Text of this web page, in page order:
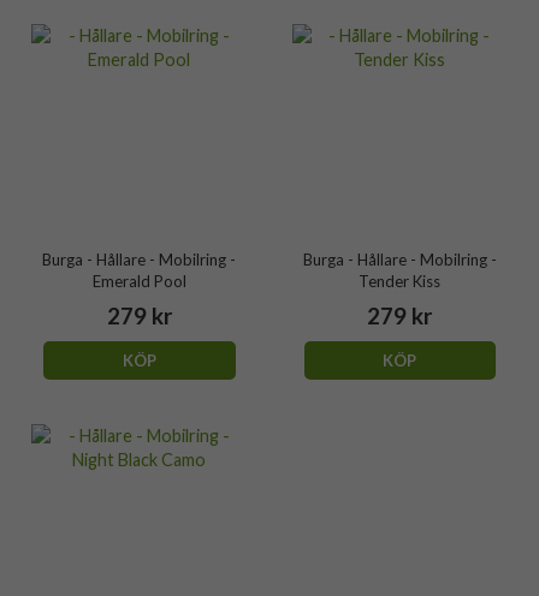
Burga - Hållare - Mobilring -
Emerald Pool
279 kr
KÖP
Burga - Hållare - Mobilring -
Tender Kiss
279 kr
KÖP